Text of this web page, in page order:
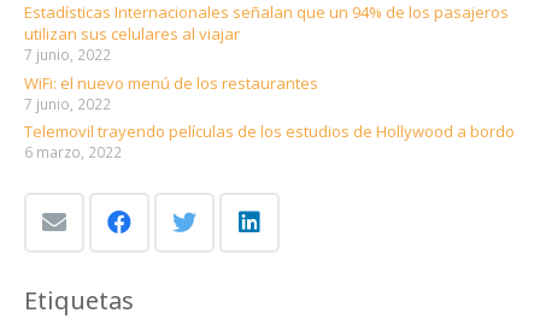
Estadísticas Internacionales señalan que un 94% de los pasajeros
utilizan sus celulares al viajar
7 junio, 2022
WiFi: el nuevo menú de los restaurantes
7 junio, 2022
Telemovil trayendo películas de los estudios de Hollywood a bordo
6 marzo, 2022
Etiquetas